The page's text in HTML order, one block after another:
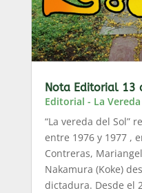
Nota Editorial 13
Editorial - La
“La vereda del Sol”
entre 1976 y 1977 ,
Contreras,
Nakamura (Koke)
dictadura. Desde el